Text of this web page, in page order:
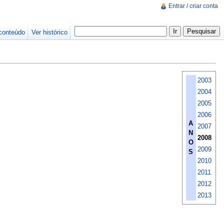
A
N
O
S
2003
2004
2005
2006
2007
2008
2009
2010
2011
2012
2013
Entrar / criar conta
Ver histórico